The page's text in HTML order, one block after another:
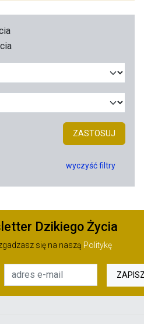
ZASTOSUJ
wyczyść filtry
Dzikiego Życia
się na naszą Politykę